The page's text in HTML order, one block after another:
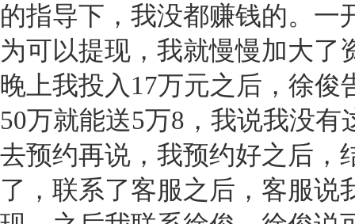
的指导下，我没都赚钱的。一
为可以提现，我就慢慢加大了
晚上我投入17万元之后，徐俊
50万就能送5万8，我说我没
去预约再说，我预约好之后，
了，联系了客服之后，客服说